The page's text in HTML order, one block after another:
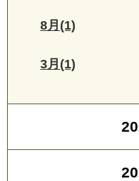
8月(1)
3月(1)